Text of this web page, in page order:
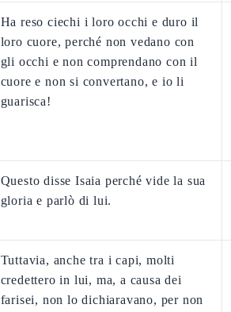
Ha reso ciechi i loro occhi e duro il
loro cuore, perché non vedano con
gli occhi e non comprendano con il
cuore e non si convertano, e io li
guarisca!
Questo disse Isaia perché vide la sua
gloria e parlò di lui.
Tuttavia, anche tra i capi, molti
credettero in lui, ma, a causa dei
farisei, non lo dichiaravano, per non